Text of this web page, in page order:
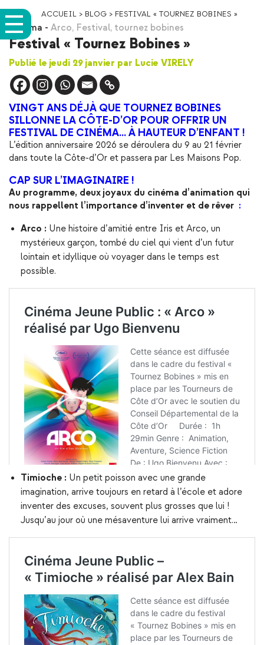
ACCUEIL > BLOG > FESTIVAL « TOURNEZ BOBINES »
Cinéma - Arco, Festival, tournez bobines
Festival « Tournez Bobines »
Publié le jeudi 29 janvier par Lucie VIRELY
VINGT ANS DÉJÀ QUE TOURNEZ BOBINES
SILLONNE LA CÔTE-D’OR POUR OFFRIR UN
FESTIVAL DE CINÉMA… À HAUTEUR D’ENFANT !
L’édition anniversaire 2026 se déroulera du 9 au 21 février
dans toute la Côte-d’Or et passera par Les Maisons Pop.
CAP SUR L’IMAGINAIRE !
Au programme, deux joyaux du cinéma d’animation qui
nous rappellent l’importance d’inventer et de rêver :
Arco : Une histoire d’amitié entre Iris et Arco, un
mystérieux garçon, tombé du ciel qui vient d’un futur
lointain et idyllique où voyager dans le temps est
possible.
Timioche : Un petit poisson avec une grande
imagination, arrive toujours en retard à l’école et adore
inventer des excuses, souvent plus grosses que lui !
Jusqu’au jour où une mésaventure lui arrive vraiment…